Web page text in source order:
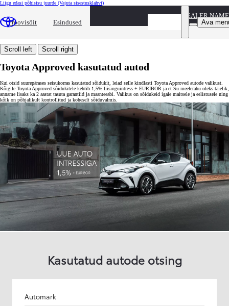
Liigu edasi põhisisu juurde (Vajuta sisestusklahvi)
Proovisõit Esindused
DEALER NAME
Ava
Toyota Approved eelised
Toyota Approved eelised
Autovahetus
Autovahetus
Scroll left Scroll right
Toyota Approved kasutatud autod
Kui otsid suurepärases seisukorras kasutatud sõidukit, leiad selle kindlasti Toyota Approved autode valikust.
Kõigile Toyota Approved sõidukitele kehtib 1,5% liisinguintress + EURIBOR ja et Su meelerahu oleks täielik,
anname lisaks ka 2 aastat tasuta garantiid ja maanteeabi. Valikus on sõidukeid igale maitsele ja eelistusele ning
kõik on põhjalikult kontrollitud ja koheselt sõiduvalmis.
Kasutatud autode otsing
Automark